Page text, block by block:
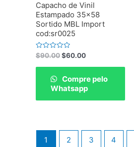
Capacho de Vinil
Estampado 35×58
Sortido MBL Import
cod:sr0025
Rated
0
out
$90.00$60.00
Compre pelo
Whatsapp
1 2 3 4